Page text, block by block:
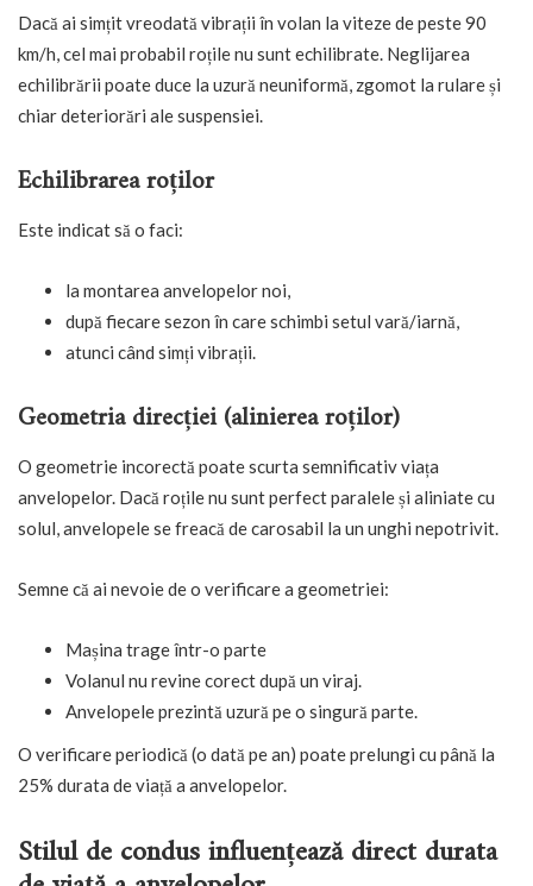
Dacă ai simțit vreodată vibrații în volan la viteze de peste 90
km/h, cel mai probabil roțile nu sunt echilibrate. Neglijarea
echilibrării poate duce la uzură neuniformă, zgomot la rulare și
chiar deteriorări ale suspensiei.
Echilibrarea roților
Este indicat să o faci:
la montarea anvelopelor noi,
după fiecare sezon în care schimbi setul vară/iarnă,
atunci când simți vibrații.
Geometria direcției (alinierea roților)
O geometrie incorectă poate scurta semnificativ viața
anvelopelor. Dacă roțile nu sunt perfect paralele și aliniate cu
solul, anvelopele se freacă de carosabil la un unghi nepotrivit.
Semne că ai nevoie de o verificare a geometriei:
Mașina trage într-o parte
Volanul nu revine corect după un viraj.
Anvelopele prezintă uzură pe o singură parte.
O verificare periodică (o dată pe an) poate prelungi cu până la
25% durata de viață a anvelopelor.
Stilul de condus influențează direct durata